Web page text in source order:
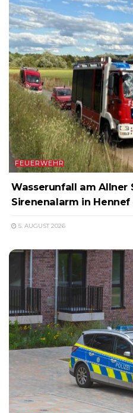
FEUERWEHR
Wasserunfall am Allner
Sirenenalarm in Hennef
5. AUGUST 2026